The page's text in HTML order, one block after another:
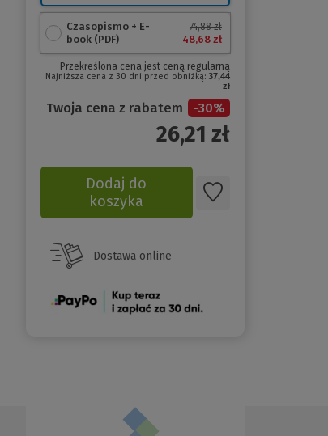
Czasopismo + E-
book (PDF)
74,88 zł
48,68 zł
Przekreślona cena jest ceną regularną
Najniższa cena z 30 dni przed obniżką: 37,44
zł
Twoja cena z rabatem -30%
26,21 zł
Dodaj do
koszyka
Dostawa online
(Nowe